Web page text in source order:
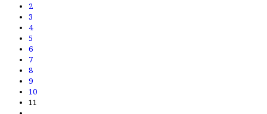
2
3
4
5
6
7
8
9
10
11